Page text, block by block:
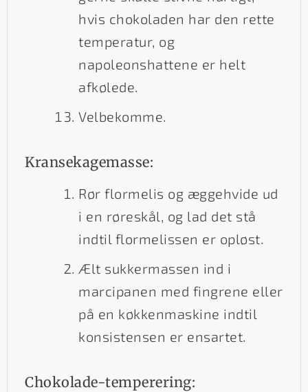
hvis chokoladen har den rette
temperatur, og
napoleonshattene er helt
afkølede.
Velbekomme.
Kransekagemasse:
Rør flormelis og æggehvide ud
i en røreskål, og lad det stå
indtil flormelissen er opløst.
Ælt sukkermassen ind i
marcipanen med fingrene eller
på en køkkenmaskine indtil
konsistensen er ensartet.
Chokolade-temperering: